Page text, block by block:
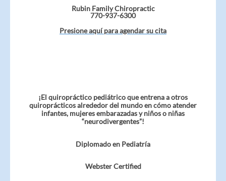
Rubin Family Chiropractic
770-937-6300
Presione aquí para agendar su cita
¡El quiropráctico pediátrico que entrena a otros
quiroprácticos alrededor del mundo en cómo atender
infantes, mujeres embarazadas y niños o niñas
“neurodivergentes”!
Diplomado en Pediatría
Webster Certified